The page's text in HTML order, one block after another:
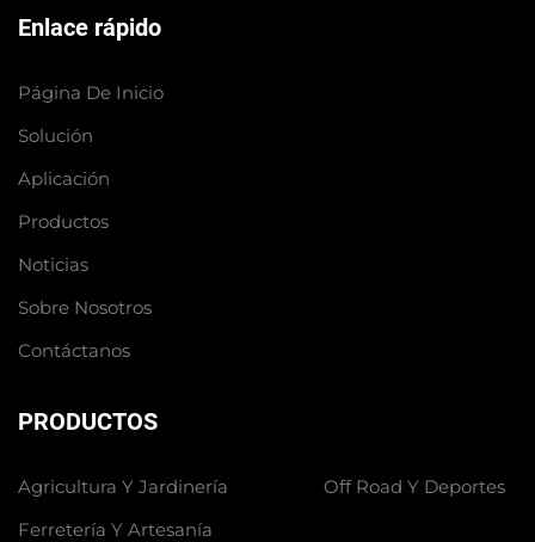
Enlace rápido
Página De Inicio
Solución
Aplicación
Productos
Noticias
Sobre Nosotros
Contáctanos
PRODUCTOS
Agricultura Y Jardinería
Ferretería Y Artesanía
Off Road Y Deportes